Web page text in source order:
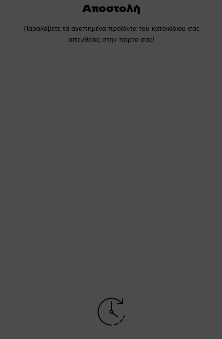
Αποστολή
Παραλάβετε τα αγαπημένα προϊόντα του κατοικίδιου σας
απευθείας στην πόρτα σας!